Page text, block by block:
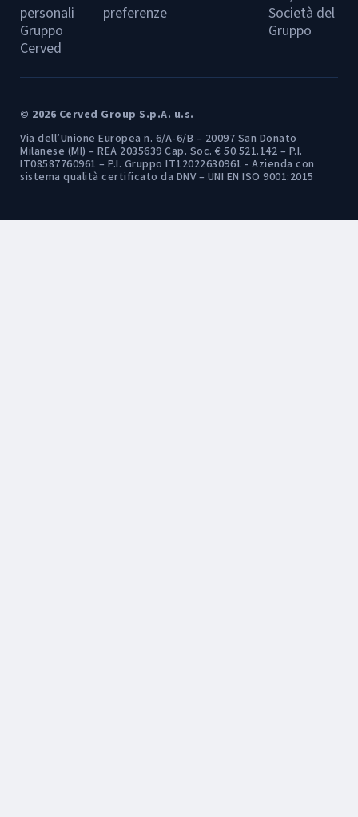
personali
Gruppo
Cerved
preferenze
Società del
Gruppo
© 2026 Cerved Group S.p.A. u.s.
Via dell’Unione Europea n. 6/A-6/B – 20097 San Donato
Milanese (MI) – REA 2035639 Cap. Soc. € 50.521.142 – P.I.
IT08587760961 – P.I. Gruppo IT12022630961 - Azienda con
sistema qualità certificato da DNV – UNI EN ISO 9001:2015